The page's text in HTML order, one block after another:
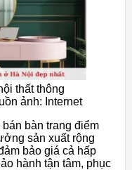
thất thông
ảnh: Internet
bàn trang điểm
sản xuất rộng
bảo giá cả hấp
hành tận tâm, phục